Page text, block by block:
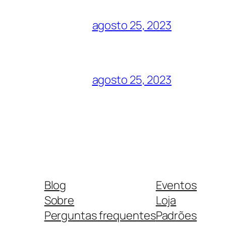
agosto 25, 2023
agosto 25, 2023
Blog
Sobre
Perguntas frequentes
Eventos
Loja
Padrões